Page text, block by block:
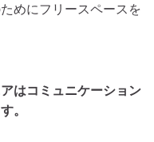
めにフリースペースを
はコミュニケーション
。